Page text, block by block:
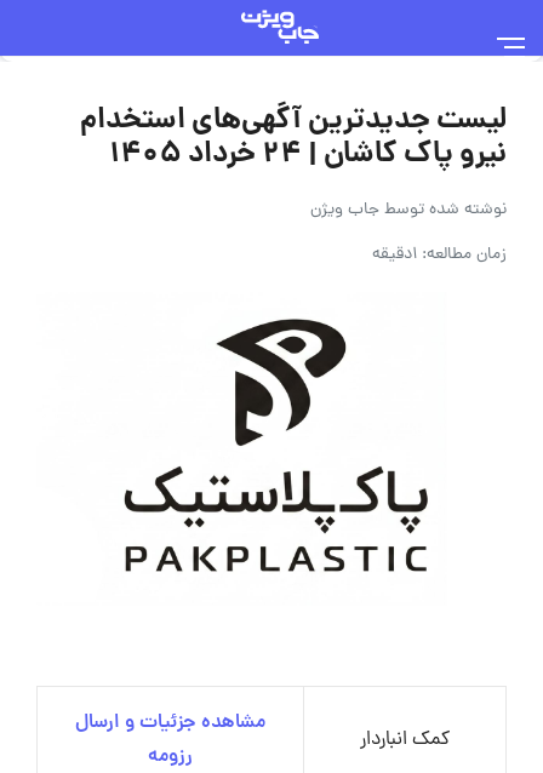
لیست جدیدترین آگهی‌های استخدام
نیرو پاک کاشان | ۲۴ خرداد ۱۴۰۵
نوشته شده توسطجاب ویژن
زمان مطالعه: 1دقیقه
کمک انباردار
مشاهده جزئیات و ارسال
رزومه